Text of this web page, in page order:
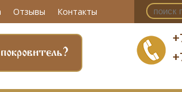
Отзывы Контакты